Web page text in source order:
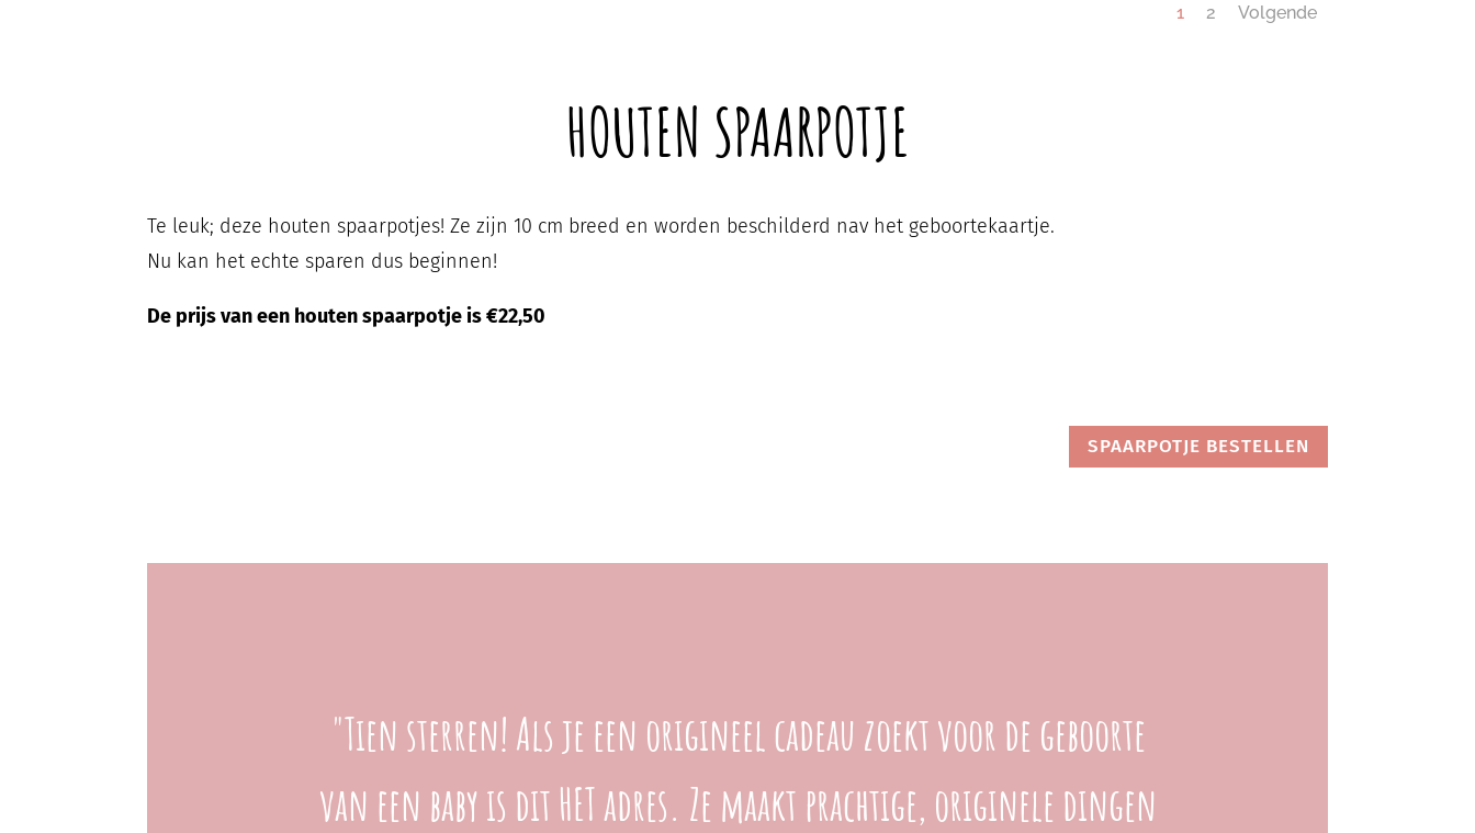
1 2 Volgende
HOUTEN SPAARPOTJE
Te leuk; deze houten spaarpotjes! Ze zijn 10 cm breed en worden beschilderd nav het geboortekaartje.
Nu kan het echte sparen dus beginnen!
De prijs van een houten spaarpotje is €22,50
SPAARPOTJE BESTELLEN
"Tien sterren! Als je een origineel cadeau zoekt voor de geboorte
van een baby is dit HET adres. Ze maakt prachtige, originele dingen